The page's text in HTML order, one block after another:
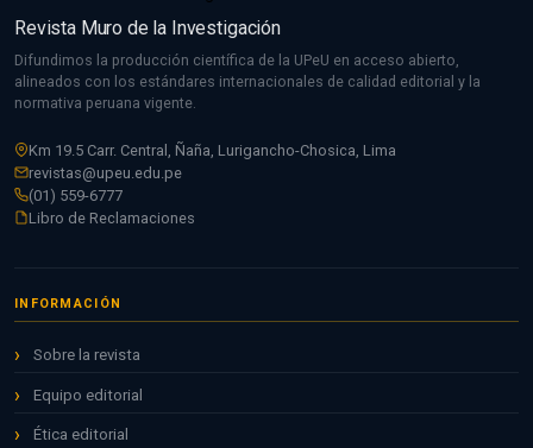
Revista Muro de la Investigación
Difundimos la producción científica de la UPeU en acceso abierto,
alineados con los estándares internacionales de calidad editorial y la
normativa peruana vigente.
Km 19.5 Carr. Central, Ñaña, Lurigancho-Chosica, Lima
revistas@upeu.edu.pe
(01) 559-6777
Libro de Reclamaciones
INFORMACIÓN
Sobre la revista
Equipo editorial
Ética editorial